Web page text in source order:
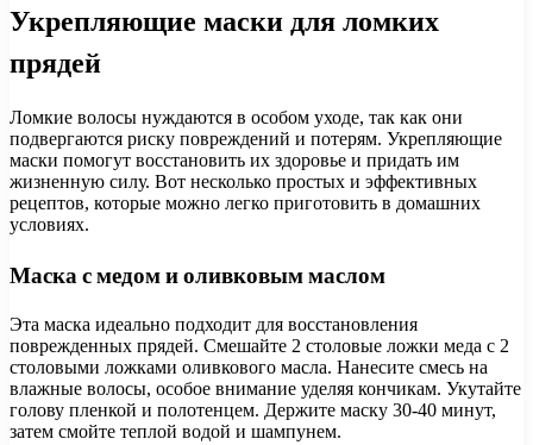
Укрепляющие маски для ломких
прядей
Ломкие волосы нуждаются в особом уходе, так как они
подвергаются риску повреждений и потерям. Укрепляющие
маски помогут восстановить их здоровье и придать им
жизненную силу. Вот несколько простых и эффективных
рецептов, которые можно легко приготовить в домашних
условиях.
Маска с медом и оливковым маслом
Эта маска идеально подходит для восстановления
поврежденных прядей. Смешайте 2 столовые ложки меда с 2
столовыми ложками оливкового масла. Нанесите смесь на
влажные волосы, особое внимание уделяя кончикам. Укутайте
голову пленкой и полотенцем. Держите маску 30-40 минут,
затем смойте теплой водой и шампунем.